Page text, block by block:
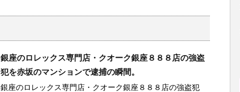
銀座のロレックス専門店・クオーク銀座８８８店の強盗
犯を赤坂のマンションで逮捕の瞬間。
銀座のロレックス専門店・クオーク銀座８８８店の強盗犯